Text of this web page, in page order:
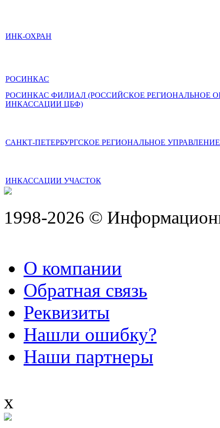
ИНК-ОХРАН
РОСИНКАС
РОСИНКАС ФИЛИАЛ (РОССИЙСКОЕ РЕГИОНАЛЬНОЕ
ИНКАССАЦИИ ЦБФ)
САНКТ-ПЕТЕРБУРГСКОЕ РЕГИОНАЛЬНОЕ
ИНКАССАЦИИ УЧАСТОК
1998-2026 ©
О компании
Обратная связь
Реквизиты
Нашли ошибку?
Наши партнеры
x